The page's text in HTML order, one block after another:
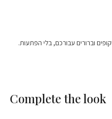
וברורים עבורכם, בלי הפתעות.
Complete the look